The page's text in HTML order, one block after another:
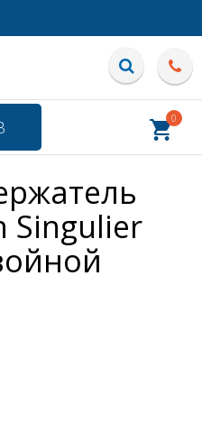
0
Singulier